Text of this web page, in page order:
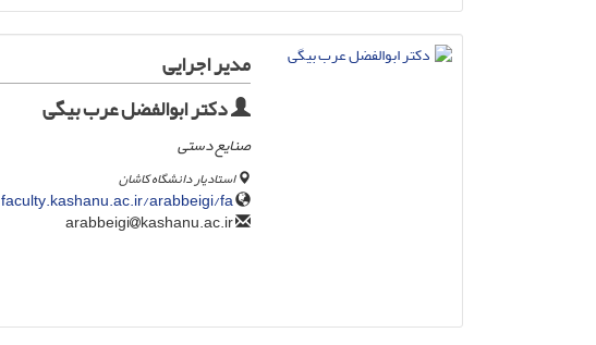
مدیر اجرایی
دکتر ابوالفضل عرب بیگی
صنایع دستی
استادیار دانشگاه کاشان
faculty.kashanu.ac.ir/arabbeigi/fa
kashanu.ac.ir